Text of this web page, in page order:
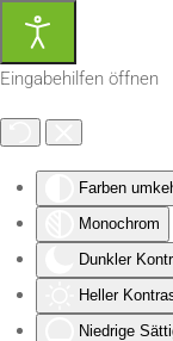
Eingabehilfen öffnen
Farben
Monochrom
Dunkler
Heller
Niedrige
Zum Hauptinhalt